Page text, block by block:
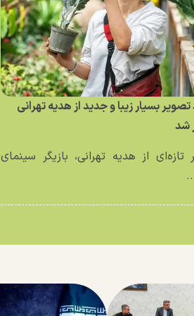
بسیار زیبا و جدید از هدیه تهرانی
شد
تازه‌ای از هدیه تهرانی، بازیگر سینمای